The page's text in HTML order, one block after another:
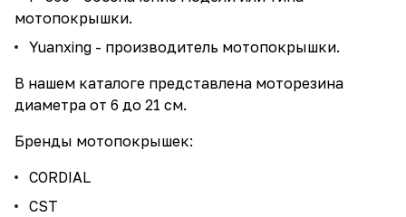
мотопокрышки.
Yuanxing - производитель мотопокрышки.
В нашем каталоге представлена моторезина
диаметра от 6 до 21 см.
Бренды мотопокрышек:
CORDIAL
CST